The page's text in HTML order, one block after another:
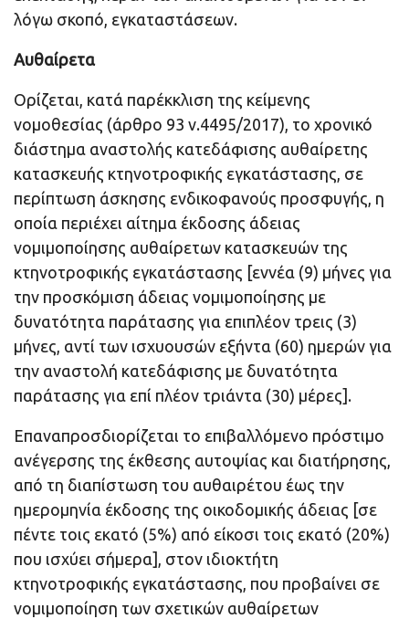
λόγω σκοπό, εγκαταστάσεων.
Αυθαίρετα
Ορίζεται, κατά παρέκκλιση της κείμενης
νομοθεσίας (άρθρο 93 ν.4495/2017), το χρονικό
διάστημα αναστολής κατεδάφισης αυθαίρετης
κατασκευής κτηνοτροφικής εγκατάστασης, σε
περίπτωση άσκησης ενδικοφανούς προσφυγής, η
οποία περιέχει αίτημα έκδοσης άδειας
νομιμοποίησης αυθαίρετων κατασκευών της
κτηνοτροφικής εγκατάστασης [εννέα (9) μήνες για
την προσκόμιση άδειας νομιμοποίησης με
δυνατότητα παράτασης για επιπλέον τρεις (3)
μήνες, αντί των ισχυουσών εξήντα (60) ημερών για
την αναστολή κατεδάφισης με δυνατότητα
παράτασης για επί πλέον τριάντα (30) μέρες].
Επαναπροσδιορίζεται το επιβαλλόμενο πρόστιμο
ανέγερσης της έκθεσης αυτοψίας και διατήρησης,
από τη διαπίστωση του αυθαιρέτου έως την
ημερομηνία έκδοσης της οικοδομικής άδειας [σε
πέντε τοις εκατό (5%) από είκοσι τοις εκατό (20%)
που ισχύει σήμερα], στον ιδιοκτήτη
κτηνοτροφικής εγκατάστασης, που προβαίνει σε
νομιμοποίηση των σχετικών αυθαίρετων